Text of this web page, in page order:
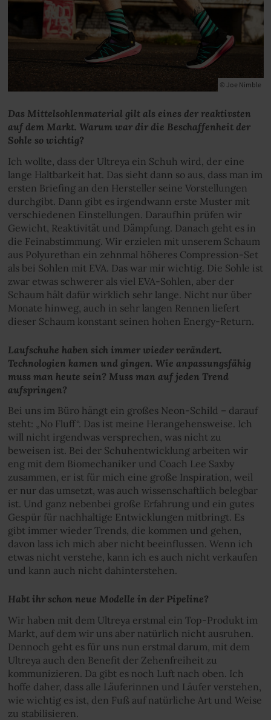
© Joe Nimble
Das Mittelsohlenmaterial gilt als eines der reaktivsten
auf dem Markt. Warum war dir die Beschaffenheit der
Sohle so wichtig?
Ich wollte, dass der Ultreya ein Schuh wird, der eine
lange Haltbarkeit hat. Das sieht dann so aus, dass man im
ersten Briefing an den Hersteller seine Vorstellungen
durchgibt. Dann gibt es irgendwann erste Muster mit
verschiedenen Einstellungen. Daraufhin prüfen wir
Gewicht, Reaktivität und Dämpfung. Danach geht es in
die Feinabstimmung. Wir erzielen mit unserem Schaum
aus Polyurethan ein zehnmal höheres Compression-Set
als bei Sohlen mit EVA. Das war mir wichtig. Die Sohle ist
zwar etwas schwerer als viel EVA-Sohlen, aber der
Schaum hält dafür wirklich sehr lange. Nicht nur über
Monate hinweg, auch in sehr langen Rennen liefert
dieser Schaum konstant seinen hohen Energy-Return.
Laufschuhe haben sich immer wieder verändert.
Technologien kamen und gingen. Wie anpassungsfähig
muss man heute sein? Muss man auf jeden Trend
aufspringen?
Bei uns im Büro hängt ein großes Neon-Schild – darauf
steht: „No Fluff“. Das ist meine Herangehensweise. Ich
will nicht irgendwas versprechen, was nicht zu
beweisen ist. Bei der Schuhentwicklung arbeiten wir
eng mit dem Biomechaniker und Coach Lee Saxby
zusammen, er ist für mich eine große Inspiration, weil
er nur das umsetzt, was auch wissenschaftlich belegbar
ist. Und ganz nebenbei große Erfahrung und ein gutes
Gespür für nachhaltige Entwicklungen mitbringt. Es
gibt immer wieder Trends, die kommen und gehen,
davon lass ich mich aber nicht beeinflussen. Wenn ich
etwas nicht verstehe, kann ich es auch nicht verkaufen
und kann auch nicht dahinterstehen.
Habt ihr schon neue Modelle in der Pipeline?
Wir haben mit dem Ultreya erstmal ein Top-Produkt im
Markt, auf dem wir uns aber natürlich nicht ausruhen.
Dennoch geht es für uns nun erstmal darum, mit dem
Ultreya auch den Benefit der Zehenfreiheit zu
kommunizieren. Da gibt es noch Luft nach oben. Ich
hoffe daher, dass alle Läuferinnen und Läufer verstehen,
wie wichtig es ist, den Fuß auf natürliche Art und Weise
zu stabilisieren.